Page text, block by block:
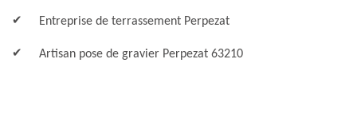
Entreprise de terrassement Perpezat
Artisan pose de gravier Perpezat 63210